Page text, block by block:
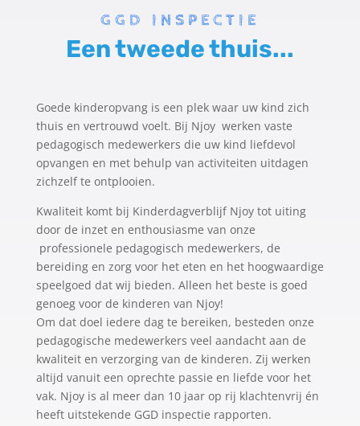
GGD INSPECTIE
Een tweede thuis...
Goede kinderopvang is een plek waar uw kind zich
thuis en vertrouwd voelt. Bij Njoy werken vaste
pedagogisch medewerkers die uw kind liefdevol
opvangen en met behulp van activiteiten uitdagen
zichzelf te ontplooien.
Kwaliteit komt bij Kinderdagverblijf Njoy tot uiting
door de inzet en enthousiasme van onze
professionele pedagogisch medewerkers, de
bereiding en zorg voor het eten en het hoogwaardige
speelgoed dat wij bieden. Alleen het beste is goed
genoeg voor de kinderen van Njoy!
Om dat doel iedere dag te bereiken, besteden onze
pedagogische medewerkers veel aandacht aan de
kwaliteit en verzorging van de kinderen. Zij werken
altijd vanuit een oprechte passie en liefde voor het
vak. Njoy is al meer dan 10 jaar op rij klachtenvrij én
heeft uitstekende GGD inspectie rapporten.